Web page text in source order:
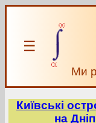
☰
Ми
Київські
на